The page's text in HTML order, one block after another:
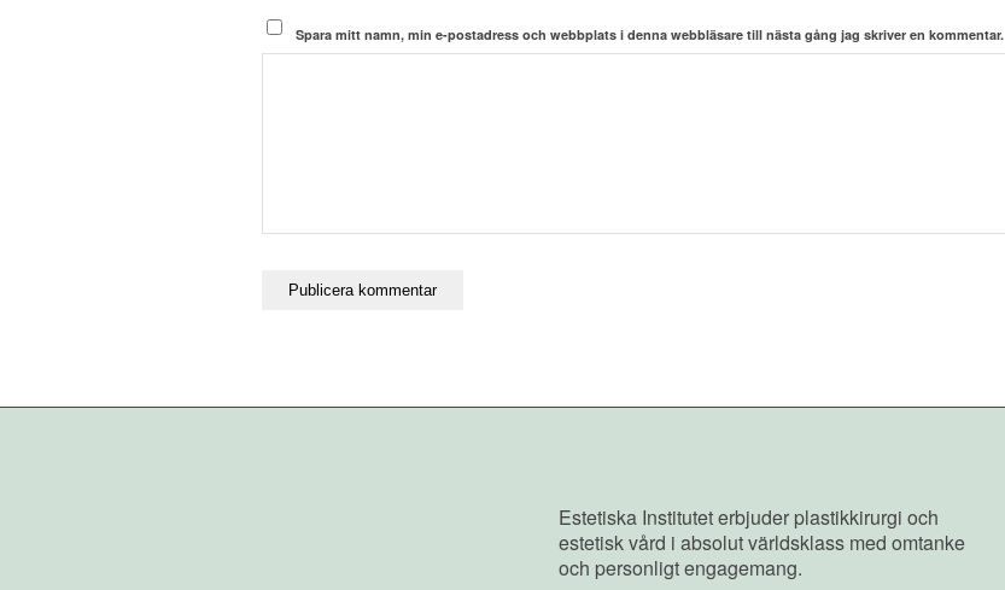
Spara mitt namn, min e-postadress och webbplats i denna webbläsare till nästa gång jag skriver en kommentar.
Estetiska Institutet erbjuder plastikkirurgi och
estetisk vård i absolut världsklass med omtanke
och personligt engagemang.